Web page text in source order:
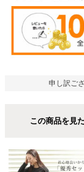
申し訳ご
この商品を見